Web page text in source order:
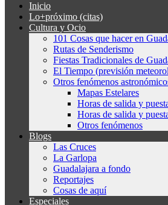
Inicio
Lo+próximo (citas)
Cultura y Ocio
101 Cosas que hacer en
Rutas de Senderismo
Fiestas Tradicionales de
El Tiempo (previsión
Otros fenómenos
Mapas Estelares
Horas de salida y
Horas de salida y
Otros fenómenos
Blogs
Las Cruces
La Garlopa
Guadalajara a fondo
Reportajes
Cosas de aquí
Especiales